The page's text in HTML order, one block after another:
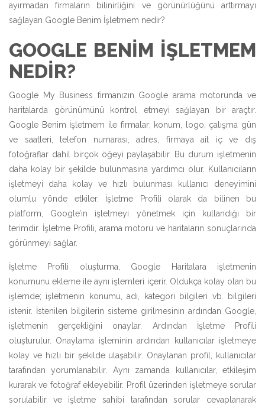
ayırmadan firmaların bilinirliğini ve görünürlüğünü arttırmayı
sağlayan Google Benim İşletmem nedir?
GOOGLE BENIM İŞLETMEM
NEDIR?
Google My Business firmanızın Google arama motorunda ve
haritalarda görünümünü kontrol etmeyi sağlayan bir araçtır.
Google Benim İşletmem ile firmalar; konum, logo, çalışma gün
ve saatleri, telefon numarası, adres, firmaya ait iç ve dış
fotoğraflar dahil birçok öğeyi paylaşabilir. Bu durum işletmenin
daha kolay bir şekilde bulunmasına yardımcı olur. Kullanıcıların
işletmeyi daha kolay ve hızlı bulunması kullanıcı deneyimini
olumlu yönde etkiler. İşletme Profili olarak da bilinen bu
platform, Google’ın işletmeyi yönetmek için kullandığı bir
terimdir. İşletme Profili, arama motoru ve haritaların sonuçlarında
görünmeyi sağlar.
İşletme Profili oluşturma, Google Haritalara işletmenin
konumunu ekleme ile aynı işlemleri içerir. Oldukça kolay olan bu
işlemde; işletmenin konumu, adı, kategori bilgileri vb. bilgileri
istenir. İstenilen bilgilerin sisteme girilmesinin ardından Google,
işletmenin gerçekliğini onaylar. Ardından İşletme Profili
oluşturulur. Onaylama işleminin ardından kullanıcılar işletmeye
kolay ve hızlı bir şekilde ulaşabilir. Onaylanan profil, kullanıcılar
tarafından yorumlanabilir. Aynı zamanda kullanıcılar, etkileşim
kurarak ve fotoğraf ekleyebilir. Profil üzerinden işletmeye sorular
sorulabilir ve işletme sahibi tarafından sorular cevaplanarak